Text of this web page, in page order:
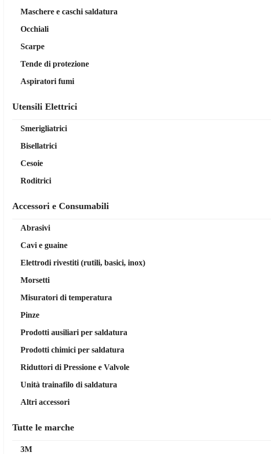
Maschere e caschi saldatura
Occhiali
Scarpe
Tende di protezione
Aspiratori fumi
Utensili Elettrici
Smerigliatrici
Bisellatrici
Cesoie
Roditrici
Accessori e Consumabili
Abrasivi
Cavi e guaine
Elettrodi rivestiti (rutili, basici, inox)
Morsetti
Misuratori di temperatura
Pinze
Prodotti ausiliari per saldatura
Prodotti chimici per saldatura
Riduttori di Pressione e Valvole
Unità trainafilo di saldatura
Altri accessori
Tutte le marche
3M